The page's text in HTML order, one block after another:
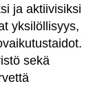
ja aktiivisiksi
yksilöllisyys,
sekä